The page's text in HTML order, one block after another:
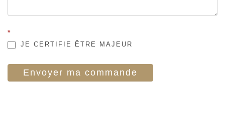
*
JE CERTIFIE ÊTRE MAJEUR
Envoyer ma commande